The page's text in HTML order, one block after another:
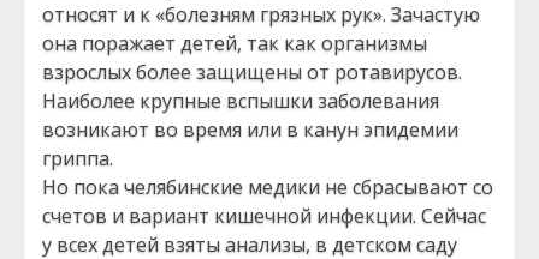
относят и к «болезням грязных рук». Зачастую
она поражает детей, так как организмы
взрослых более защищены от ротавирусов.
Наиболее крупные вспышки заболевания
возникают во время или в канун эпидемии
гриппа.
Но пока челябинские медики не сбрасывают со
счетов и вариант кишечной инфекции. Сейчас
у всех детей взяты анализы, в детском саду